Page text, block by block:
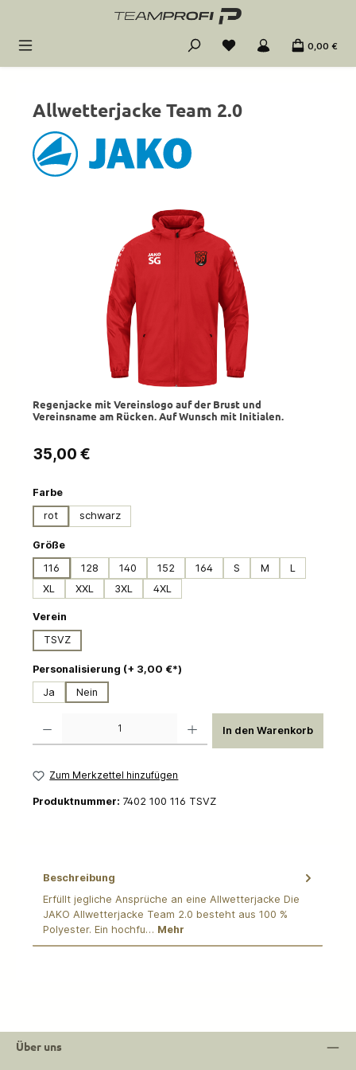
Zum Hauptinhalt springen
0,00 €
Allwetterjacke Team 2.0
Bildergalerie überspringen
Regenjacke mit Vereinslogo auf der Brust und
Vereinsname am Rücken. Auf Wunsch mit Initialen.
Regulärer Preis:
35,00 €
Farbeauswählen
rot
schwarz
Größeauswählen
116
128 140 152 164 S M
L
XL
XXL 3XL 4XL
Verein
TSVZ
Personalisierung (+ 3,00 €*)
Ja
Nein
In den Warenkorb
Zum Merkzettel hinzufügen
Produktnummer: 7402 100 116 TSVZ
Beschreibung
Erfüllt jegliche Ansprüche an eine Allwetterjacke Die
JAKO Allwetterjacke Team 2.0 besteht aus 100 %
Polyester. Ein hochfu… Mehr
Über uns